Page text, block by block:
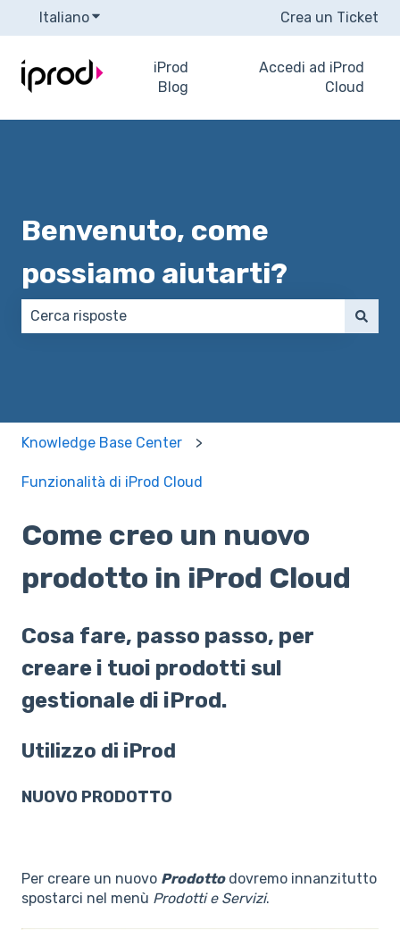
ItalianoMostra sottomenu per le traduzioniCrea un Ticket
iProd
Blog
Accedi ad iProd
Cloud
Benvenuto, come
possiamo aiutarti?
Knowledge Base Center
Funzionalità di iProd Cloud
Come creo un nuovo
prodotto in iProd Cloud
Cosa fare, passo passo, per
creare i tuoi prodotti sul
gestionale di iProd.
Utilizzo di iProd
NUOVO PRODOTTO
Per creare un nuovo Prodottodovremo innanzitutto
spostarci nel menù Prodotti e Servizi.